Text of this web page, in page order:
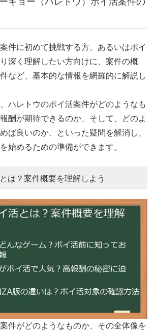
件に初めて挑戦する方、あるいはポイ
深く理解したい方向けに、案件の概
など、基本的な情報を網羅的に解説し
ハレトウのポイ活案件がどのようなも
酬が期待できるのか、そして、どのよ
ば良いのか、といった疑問を解消し、
始めるための準備ができます。
は？案件概要を理解しよう
件がどのようなものか、その全体像を